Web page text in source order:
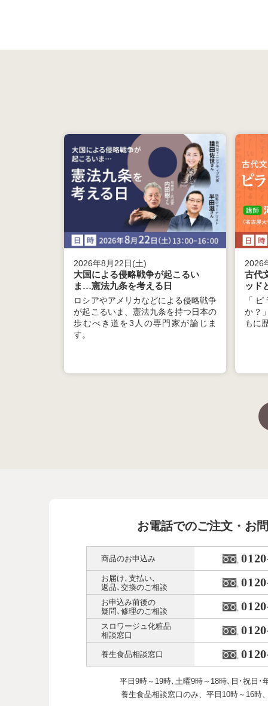
2026年8月22日(土)
大国による侵略戦争が起こるい
ま…憲法九条を考える日
ロシアやアメリカなどによる侵略戦争
が起こるいま、憲法九条を持つ日本の
歩むべき道を3人の専門家が論じま
す。
2026
古代
ッド
「
か？
もに
お電話でのご注文・お
商品のお申込み
お届け､支払い､
返品､交換のご相談
お申込み前後の
疑問､修理のご相談
スロワージュ化粧品
相談窓口
養生食品相談窓口
平日9時～19時､土曜9時～18時､ 日･祝日･
養生食品相談窓口のみ、 平日10時～16時